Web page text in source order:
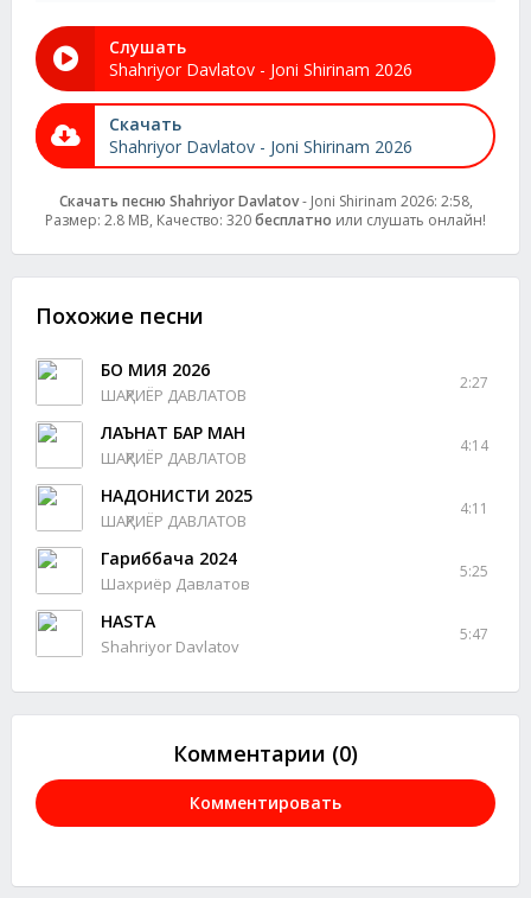
Слушать
Shahriyor Davlatov - Joni Shirinam 2026
Скачать
Shahriyor Davlatov - Joni Shirinam 2026
Скачать песню Shahriyor Davlatov- Joni Shirinam 2026: 2:58,
Размер: 2.8 MB, Качество: 320бесплатно или слушать онлайн!
Похожие песни
БО МИЯ 2026
ШАҲРИЁР ДАВЛАТОВ
2:27
ЛАЪНАТ БАР МАН
ШАҲРИЁР ДАВЛАТОВ
4:14
НАДОНИСТИ 2025
ШАҲРИЁР ДАВЛАТОВ
4:11
Гариббача 2024
Шахриёр Давлатов
5:25
HASTA
Shahriyor Davlatov
5:47
Комментарии (0)
Комментировать